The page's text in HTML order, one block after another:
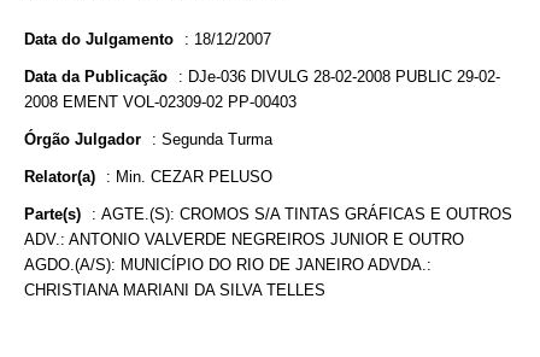
Data do Julgamento : 18/12/2007
Data da Publicação : DJe-036 DIVULG 28-02-2008 PUBLIC 29-02-
2008 EMENT VOL-02309-02 PP-00403
Órgão Julgador : Segunda Turma
Relator(a) : Min. CEZAR PELUSO
Parte(s) : AGTE.(S): CROMOS S/A TINTAS GRÁFICAS E OUTROS
ADV.: ANTONIO VALVERDE NEGREIROS JUNIOR E OUTRO
AGDO.(A/S): MUNICÍPIO DO RIO DE JANEIRO ADVDA.:
CHRISTIANA MARIANI DA SILVA TELLES